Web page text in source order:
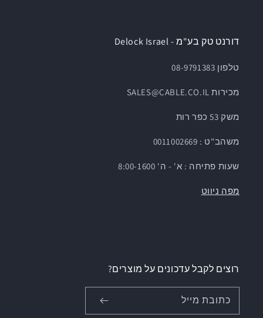
דורנט טק בע"מ - Delock Israel
טלפון 08-9791383
מכירות SALES@CABLE.CO.IL
משק 53 כפר רות
משהב"ט : 0011002669
שעות פתיחה : א' - ה' 8:00-1600
מפה ניווט
רוצים לקבל עדכונים על מוצרים?
כתובת מייל